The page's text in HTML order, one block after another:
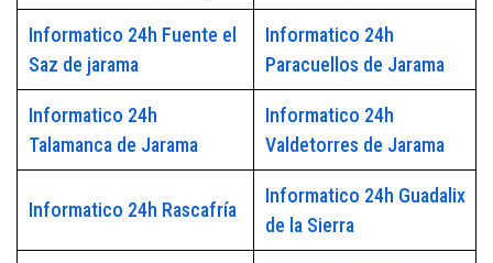
Informatico 24h Fuente el
Saz de jarama
Informatico 24h
Paracuellos de Jarama
Informatico 24h
Talamanca de Jarama
Informatico 24h
Valdetorres de Jarama
Informatico 24h Rascafría
Informatico 24h Guadalix
de la Sierra